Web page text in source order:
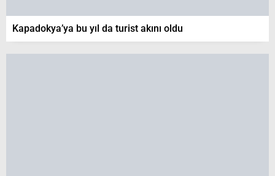
Kapadokya’ya bu yıl da turist akını oldu